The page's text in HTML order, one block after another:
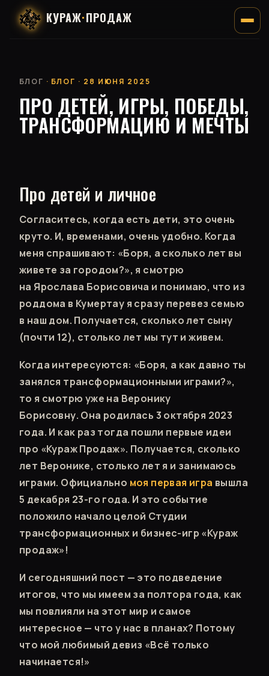
КУРАЖ·ПРОДАЖ
БЛОГ · БЛОГ · 28 ИЮНЯ 2025
ПРО ДЕТЕЙ, ИГРЫ, ПОБЕДЫ,
ТРАНСФОРМАЦИЮ И МЕЧТЫ
Про детей и личное
Согласитесь, когда есть дети, это очень
круто. И, временами, очень удобно. Когда
меня спрашивают: «Боря, а сколько лет вы
живете за городом?», я смотрю
на Ярослава Борисовича и понимаю, что из
роддома в Кумертау я сразу перевез семью
в наш дом. Получается, сколько лет сыну
(почти 12), столько лет мы тут и живем.
Когда интересуются: «Боря, а как давно ты
занялся трансформационными играми?»,
то я смотрю уже на Веронику
Борисовну. Она родилась 3 октября 2023
года. И как раз тогда пошли первые идеи
про «Кураж Продаж». Получается, сколько
лет Веронике, столько лет я и занимаюсь
играми. Официально моя первая игра вышла
5 декабря 23-го года. И это событие
положило начало целой Студии
трансформационных и бизнес-игр «Кураж
продаж»!
И сегодняшний пост — это подведение
итогов, что мы имеем за полтора года, как
мы повлияли на этот мир и самое
интересное — что у нас в планах? Потому
что мой любимый девиз «Всё только
начинается!»